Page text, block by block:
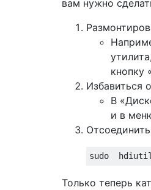
вам нужно
кнопку
Избавиться
В
и в
Только теперь